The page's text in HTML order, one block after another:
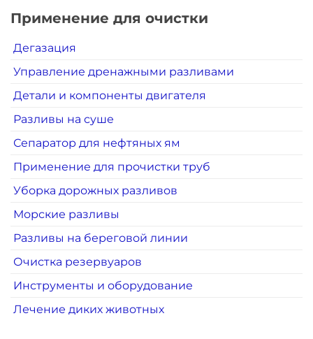
Применение для очистки
Дегазация
Управление дренажными разливами
Детали и компоненты двигателя
Разливы на суше
Сепаратор для нефтяных ям
Применение для прочистки труб
Уборка дорожных разливов
Морские разливы
Разливы на береговой линии
Очистка резервуаров
Инструменты и оборудование
Лечение диких животных